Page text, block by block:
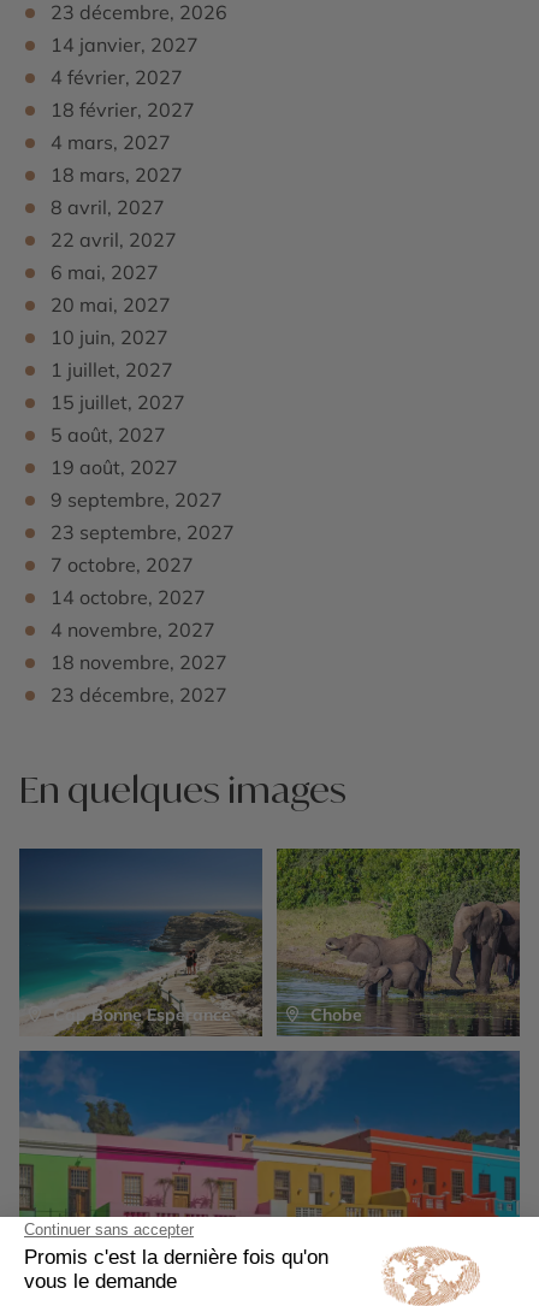
meilleures possibilités de shopping du pays. Dîner sur le
Waterfront. Nuit à l’hôtel.
23 décembre, 2026
14 janvier, 2027
4 février, 2027
18 février, 2027
4 mars, 2027
18 mars, 2027
8 avril, 2027
22 avril, 2027
6 mai, 2027
20 mai, 2027
10 juin, 2027
1 juillet, 2027
15 juillet, 2027
5 août, 2027
19 août, 2027
9 septembre, 2027
23 septembre, 2027
7 octobre, 2027
14 octobre, 2027
4 novembre, 2027
18 novembre, 2027
23 décembre, 2027
En quelques images
Cap Bonne Esperance Chobe